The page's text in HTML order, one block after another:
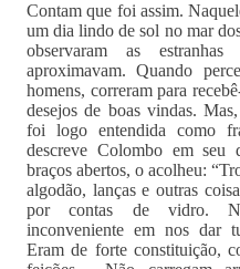
Contam que foi assim.
um dia lindo de sol no mar
observaram as
aproximavam. Quando
homens, correram para
desejos de boas vindas.
foi logo entendida como
descreve Colombo em
braços abertos, o acolheu:
algodão, lanças e outras
por contas de vidro.
inconveniente em nos dar
Eram de forte constituição,